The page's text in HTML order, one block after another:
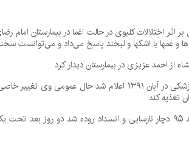
اسفند ۱۳۸۶ تا ۱۶ اسفند ۱۳۹۵ به مدت ۹ سال بر اثر اختلالات کلیوی در
با اشکها و لبخند پاسخ می‌داد و می‌توانست
عزیزی در بیمارستان کرمانشاه بستری بود و طبق نظر پزشکی در
تغذیه کند
عزیزی که تا پایان عمر در اغما بسر می‌برد، در ۱۳ اسفند ۹۵ دچار نارسایی